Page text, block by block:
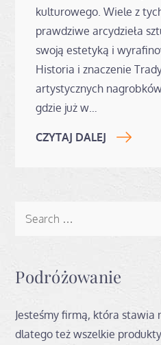
kulturowego. Wiele z
prawdziwe arcydzieła
swoją estetyką i
Historia i znaczenie
artystycznych
gdzie już w…
CZYTAJ DALEJ
Podróżowanie
Jesteśmy firmą, która stawia
dlatego też wszelkie